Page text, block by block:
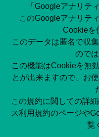
「Googleアナリテ
このGoogleアナリテ
Cookieを
このデータは匿名で収
ので
この機能はCookieを無
とが出来ますので、お
この規約に関しての詳
ス利用規約のページや
覧